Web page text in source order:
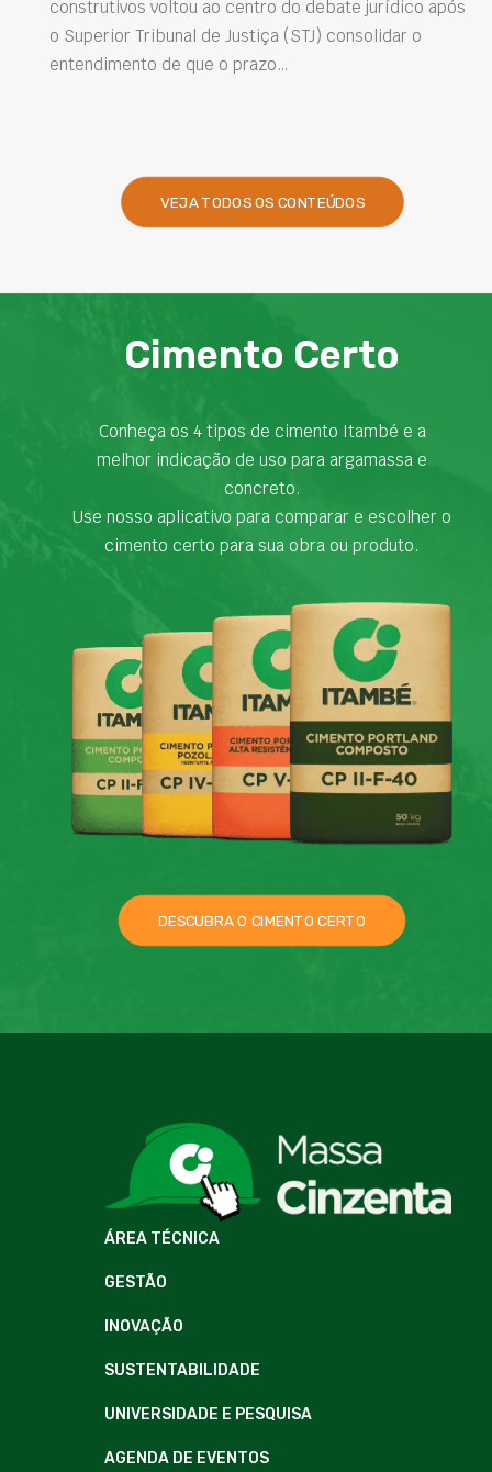
jurídico após
consolidar o
Projetar estruturas mais duráveis,
intervenções de manutenção e
desempenho das obras são
VEJA TODOS OS CONTEÚDOS
Cimento Certo
Conheça os 4 tipos de cimento Itambé e a
melhor indicação de uso para argamassa e
concreto.
Use nosso aplicativo para comparar e escolher o
cimento certo para sua obra ou produto.
DESCUBRA O CIMENTO CERTO
ÁREA TÉCNICA
GESTÃO
INOVAÇÃO
SUSTENTABILIDADE
UNIVERSIDADE E PESQUISA
AGENDA DE EVENTOS